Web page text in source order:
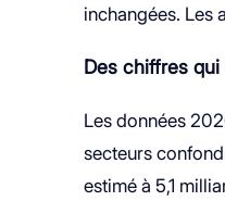
inchangées. Les
Des chiffres qui
Les données
secteurs
estimé à 5,1